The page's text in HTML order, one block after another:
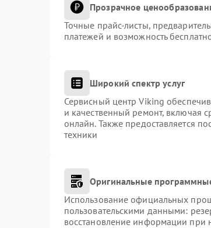
Прозрачное
Точные прайс-листы,
платежей и возможность
Широкий спектр услуг
Сервисный центр Viking
и качественный ремонт, включая
онлайн. Также предоставляется
техники
Оригинальные
Использование официальных
пользовательскими данными:
восстановление информации при